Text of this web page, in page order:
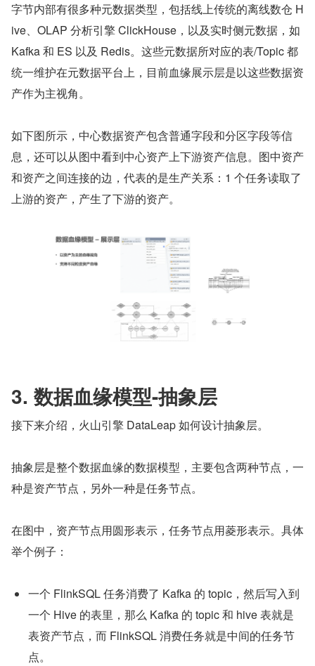
字节内部有很多种元数据类型，包括线上传统的离线数仓 H
ive、OLAP 分析引擎 ClickHouse，以及实时侧元数据，如
Kafka 和 ES 以及 Redis。这些元数据所对应的表/Topic 都
统一维护在元数据平台上，目前血缘展示层是以这些数据资
产作为主视角。
如下图所示，中心数据资产包含普通字段和分区字段等信
息，还可以从图中看到中心资产上下游资产信息。图中资产
和资产之间连接的边，代表的是生产关系：1 个任务读取了
上游的资产，产生了下游的资产。
3. 数据血缘模型-抽象层
接下来介绍，火山引擎 DataLeap 如何设计抽象层。
抽象层是整个数据血缘的数据模型，主要包含两种节点，一
种是资产节点，另外一种是任务节点。
在图中，资产节点用圆形表示，任务节点用菱形表示。具体
举个例子：
一个 FlinkSQL 任务消费了 Kafka 的 topic，然后写入到
一个 Hive 的表里，那么 Kafka 的 topic 和 hive 表就是
表资产节点，而 FlinkSQL 消费任务就是中间的任务节
点。